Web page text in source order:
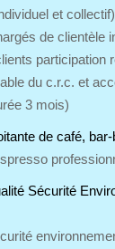
et
de clientèle
participation
du c.r.c. et
3 mois)
de café,
Sécurité